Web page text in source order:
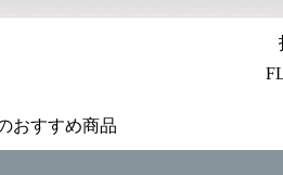
おすすめ商品